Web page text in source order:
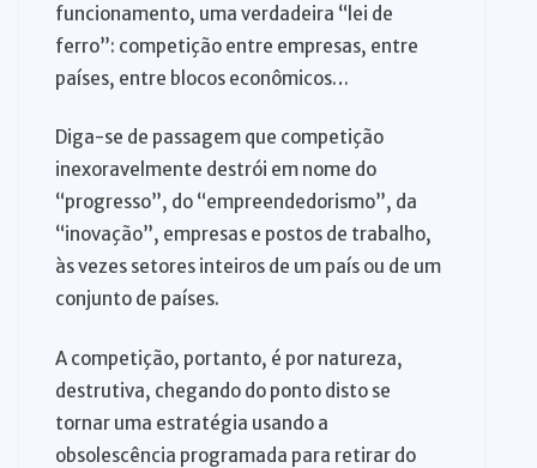
funcionamento, uma verdadeira “lei de
ferro”: competição entre empresas, entre
países, entre blocos econômicos…
Diga-se de passagem que competição
inexoravelmente destrói em nome do
“progresso”, do “empreendedorismo”, da
“inovação”, empresas e postos de trabalho,
às vezes setores inteiros de um país ou de um
conjunto de países.
A competição, portanto, é por natureza,
destrutiva, chegando do ponto disto se
tornar uma estratégia usando a
obsolescência programada para retirar do